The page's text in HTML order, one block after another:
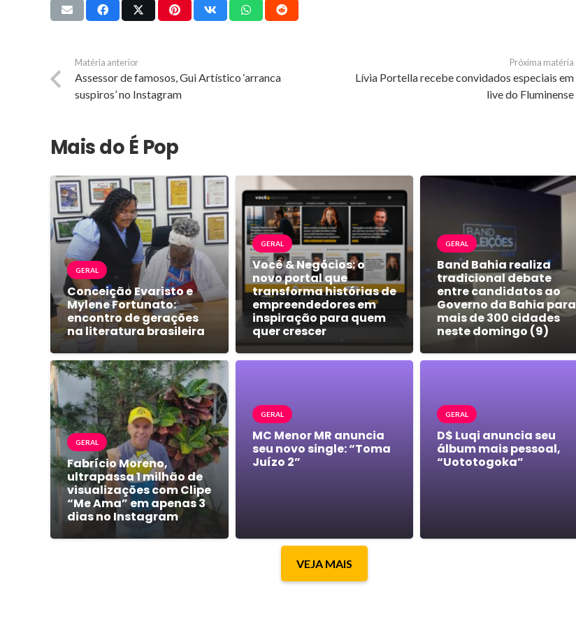
Matéria anterior
Assessor de famosos, Gui Artístico ‘arranca
suspiros’ no Instagram
Próxima matéria
Lívia Portella recebe convidados especiais em
live do Fluminense
Mais do É Pop
GERAL
Conceição Evaristo e
Mylene Fortunato:
encontro de gerações
na literatura brasileira
GERAL
Você & Negócios: o
novo portal que
transforma histórias de
empreendedores em
inspiração para quem
quer crescer
GERAL
Band Bahia realiza
tradicional debate
entre candidatos ao
Governo da Bahia para
mais de 300 cidades
neste domingo (9)
GERAL
Fabrício Moreno,
ultrapassa 1 milhão de
visualizações com Clipe
“Me Ama” em apenas 3
dias no Instagram
GERAL
MC Menor MR anuncia
seu novo single: “Toma
Juízo 2”
GERAL
D$ Luqi anuncia seu
álbum mais pessoal,
“Uototogoka”
VEJA MAIS